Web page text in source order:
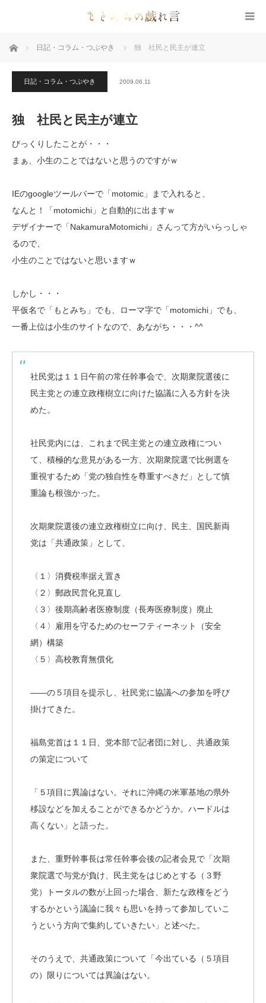
ホーム 日記・コラム・つぶやき 独 社民と民主が連立
日記・コラム・つぶやき 2009.06.11
独 社民と民主が連立
びっくりしたことが・・・
まぁ、小生のことではないと思うのですがｗ
IEのgoogleツールバーで「motomic」まで入れると、
なんと！「motomichi」と自動的に出ますｗ
デザイナーで「NakamuraMotomichi」さんって方がいらっしゃ
るので、
小生のことではないと思いますｗ
しかし・・・
平仮名で「もとみち」でも、ローマ字で「motomichi」でも、
一番上位は小生のサイトなので、あながち・・・^^
社民党は１１日午前の常任幹事会で、次期衆院選後に
民主党との連立政権樹立に向けた協議に入る方針を決
めた。
社民党内には、これまで民主党との連立政権につい
て、積極的な意見がある一方、次期衆院選で比例選を
重視するため「党の独自性を尊重すべきだ」として慎
重論も根強かった。
次期衆院選後の連立政権樹立に向け、民主、国民新両
党は「共通政策」として、
〈１〉消費税率据え置き
〈２〉郵政民営化見直し
〈３〉後期高齢者医療制度（長寿医療制度）廃止
〈４〉雇用を守るためのセーフティーネット（安全
網）構築
〈５〉高校教育無償化
――の５項目を提示し、社民党に協議への参加を呼び
掛けてきた。
福島党首は１１日、党本部で記者団に対し、共通政策
の策定について
「５項目に異論はない。それに沖縄の米軍基地の県外
移設などを加えることができるかどうか。ハードルは
高くない」と語った。
また、重野幹事長は常任幹事会後の記者会見で「次期
衆院選で与党が負け、民主党をはじめとする（３野
党）トータルの数が上回った場合、新たな政権をどう
するかという議論に我々も思いを持って参加していこ
うという方向で集約していきたい」と述べた。
そのうえで、共通政策について「今出ている（５項目
の）限りについては異論はない。